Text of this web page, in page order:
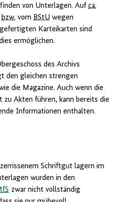
von Unterlagen. Auf ca.
bzw. vom BStU wegen
Karteikarten sind
ermöglichen.
des Archivs
den gleichen strengen
die Magazine. Auch wenn die
Akten führen, kann bereits die
Informationen enthalten.
Schriftgut lagern im
wurden in den
zwar nicht vollständig